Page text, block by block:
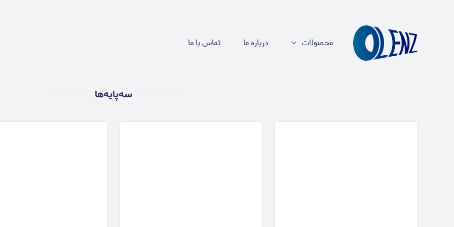
محصولات درباره ما تماس با ما
سه‌پایه‌ها